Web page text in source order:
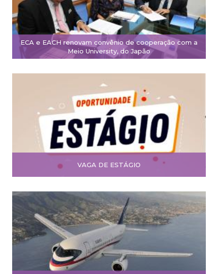
ECA e EACH renovam convênio de cooperação com a
Meio University, do Japão
VAGA DE ESTÁGIO